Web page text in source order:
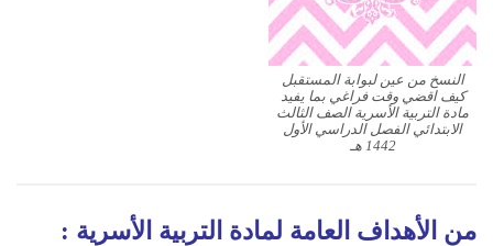
النسخ من عين لبوابة المستقبل
كيف اقضي وقت فراغي بما يفيد
مادة التربية الأسرية الصف الثالث
الابتدائي الفصل الدراسي الأول
1442 هـ
من الأهداف العامة لمادة التربية الأسرية :